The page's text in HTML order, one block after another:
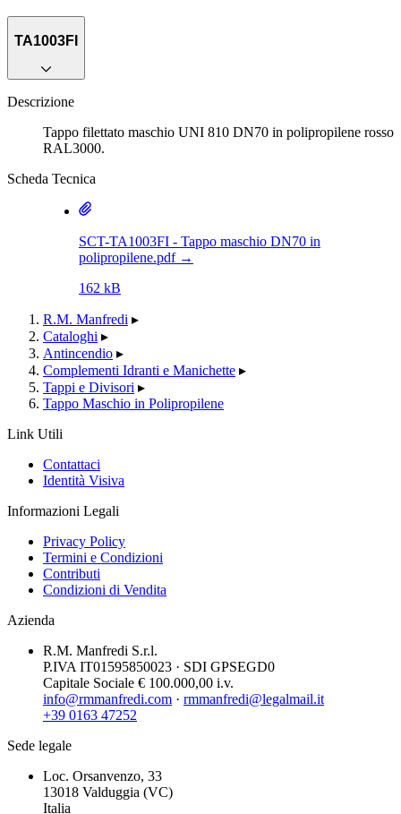
TA1003FI
Descrizione
Tappo filettato maschio UNI 810 DN70 in polipropilene rosso
RAL3000.
Scheda Tecnica
SCT-TA1003FI - Tappo maschio DN70 in
polipropilene.pdf→
162 kB
R.M. Manfredi ▸
Cataloghi ▸
Antincendio ▸
Complementi Idranti e Manichette ▸
Tappi e Divisori ▸
Tappo Maschio in Polipropilene
Link Utili
Contattaci
Identità Visiva
Informazioni Legali
Privacy Policy
Termini e Condizioni
Contributi
Condizioni di Vendita
Azienda
R.M. Manfredi S.r.l.
P.IVA IT01595850023 · SDI GPSEGD0
Capitale Sociale € 100.000,00 i.v.
info@rmmanfredi.com · rmmanfredi@legalmail.it
+39 0163 47252
Sede legale
Loc. Orsanvenzo, 33
13018 Valduggia (VC)
Italia